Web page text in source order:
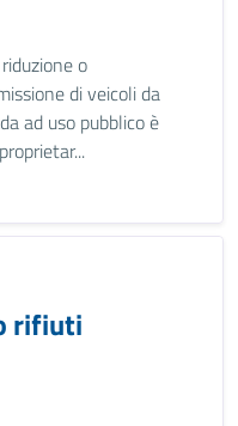
o
di veicoli da
ad uso pubblico è
rifiuti